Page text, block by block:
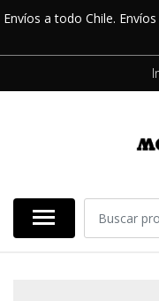
Envíos a todo Chile.